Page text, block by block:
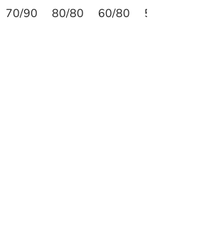
70/90 80/80 60/80 50/70